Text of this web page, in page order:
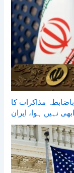
مذاکرات کا
نہیں ہوا، ایران